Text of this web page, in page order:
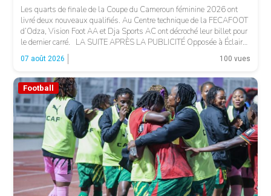
Les quarts de finale de la Coupe du Cameroun féminine 2026 ont
livré deux nouveaux qualifiés. Au Centre technique de la FECAFOOT
d’Odza, Vision Foot AA et Dja Sports AC ont décroché leur billet pour
le dernier carré. LA SUITE APRÈS LA PUBLICITÉ Opposée à Éclair
FF, Vision Foot a dû patienter jusqu’à la […]
07 août 2026 100 vues
Football